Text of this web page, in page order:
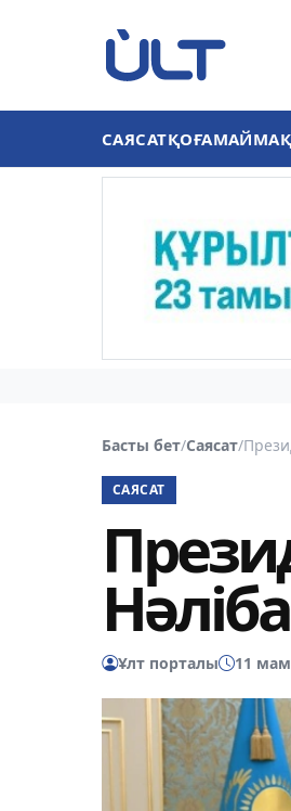
САЯСАТҚОҒАМАЙМАҚ
Басты бет/Саясат/
САЯСАТ
Ұлт порталы 11